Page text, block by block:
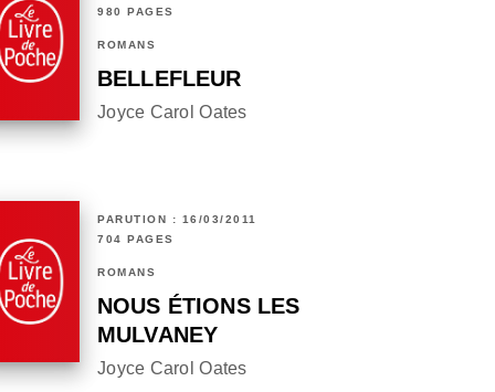
980 PAGES
ROMANS
BELLEFLEUR
Joyce Carol Oates
PARUTION : 16/03/2011
704 PAGES
ROMANS
NOUS ÉTIONS LES
MULVANEY
Joyce Carol Oates